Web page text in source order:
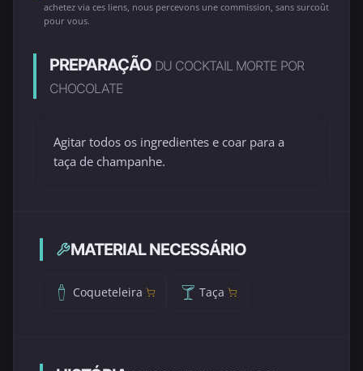
achetez via ces liens, nous percevons une commission, sans surcoût
pour vous.
PREPARAÇÃO DU COCKTAIL MORTE POR
CHOCOLATE
Agitar todos os ingredientes e coar para a
taça de champanhe.
MATERIAL NECESSÁRIO
Coqueteleira Taça